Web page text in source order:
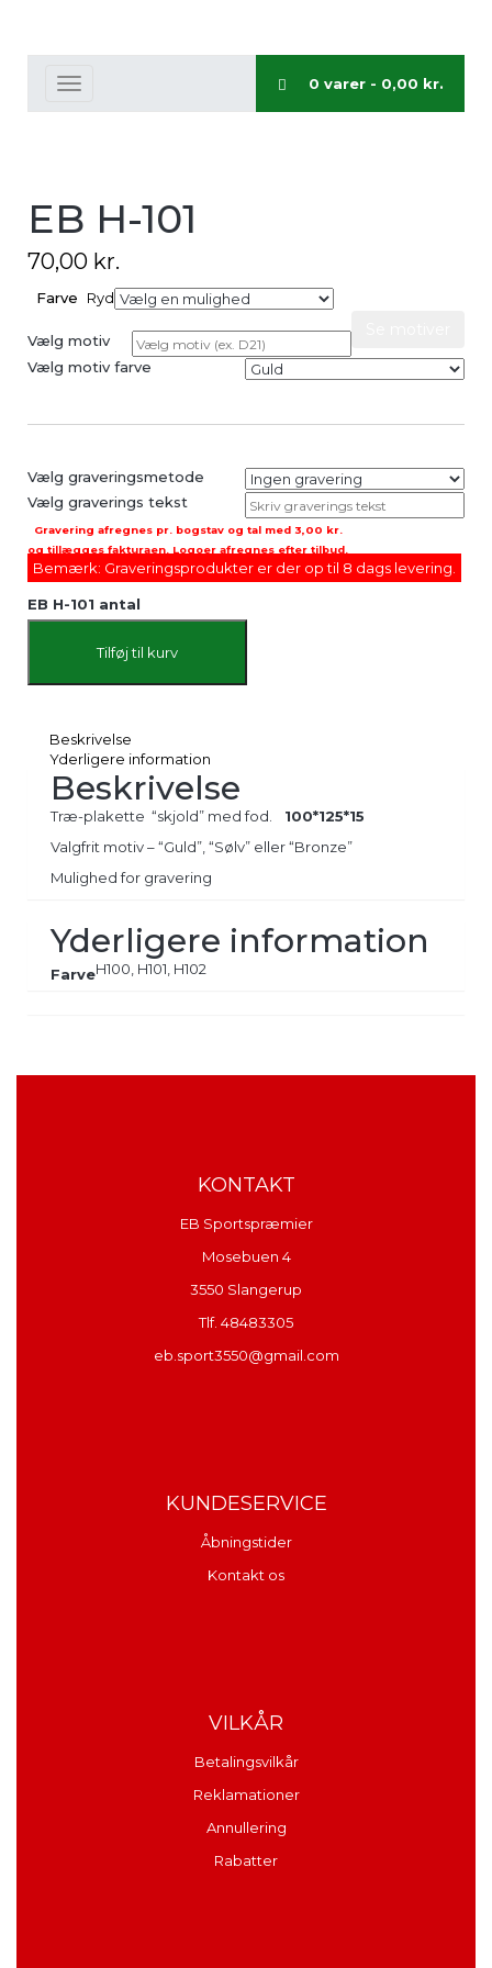
0 varer - 0,00 kr.
Toggle
EB H-101
70,00 kr.
Farve Ryd
Vælg motiv
Vælg motiv farve
Vælg graveringsmetode
Vælg graverings tekst
Gravering afregnes pr. bogstav og tal med 3,00 kr.
og tillægges fakturaen. Logoer afregnes efter tilbud.
Bemærk: Graveringsprodukter er der op til 8 dags levering.
EB H-101 antal
Tilføj til kurv
Beskrivelse
Yderligere information
Beskrivelse
Træ-plakette “skjold” med fod.
100*125*15
Valgfrit motiv – “Guld”, “Sølv” eller “Bronze”
Mulighed for gravering
Yderligere information
FarveH100, H101, H102
KONTAKT
EB Sportspræmier
Mosebuen 4
3550 Slangerup
Tlf. 48483305
eb.sport3550@gmail.com
KUNDESERVICE
Åbningstider
Kontakt os
VILKÅR
Betalingsvilkår
Reklamationer
Annullering
Rabatter